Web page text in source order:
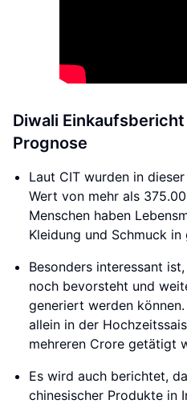
Diwali
Prognose
Laut CIT wurden in
Wert von mehr als
Menschen haben
Kleidung und Schmuck
Besonders interessant
noch bevorsteht und
generiert werden
allein in der
mehreren Crore getätigt
Es wird auch berichtet,
chinesischer Produkte in